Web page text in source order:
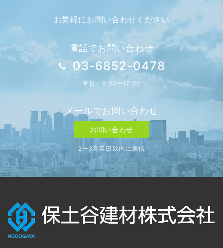
お気軽にお問い合わせください
電話でお問い合わせ
03-6852-0478
平日：9:00〜17:00
メールでお問い合わせ
お問い合わせ
2〜3営業日以内に返信